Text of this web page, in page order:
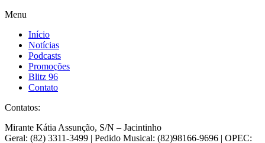
Menu
Início
Notícias
Podcasts
Promoções
Blitz 96
Contato
Contatos:
Mirante Kátia Assunção, S/N – Jacintinho
Geral: (82) 3311-3499 | Pedido Musical: (82)98166-9696 | OPEC: